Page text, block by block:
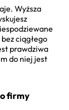
Wyższa
ciągłego
prawdziwa
do niej jest
firmy